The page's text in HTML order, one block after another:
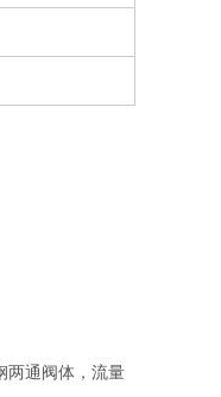
两通阀体，流量